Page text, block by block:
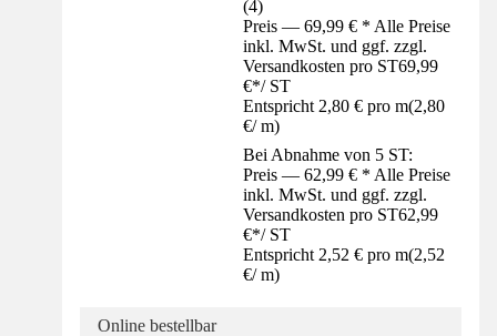
(4)
Preis — 69,99 € * Alle Preise
inkl. MwSt. und ggf. zzgl.
Versandkosten pro ST69,99
€*/ ST
Entspricht 2,80 € pro m(2,80
€/ m)
Bei Abnahme von 5 ST:
Preis — 62,99 € * Alle Preise
inkl. MwSt. und ggf. zzgl.
Versandkosten pro ST62,99
€*/ ST
Entspricht 2,52 € pro m(2,52
€/ m)
Online bestellbar